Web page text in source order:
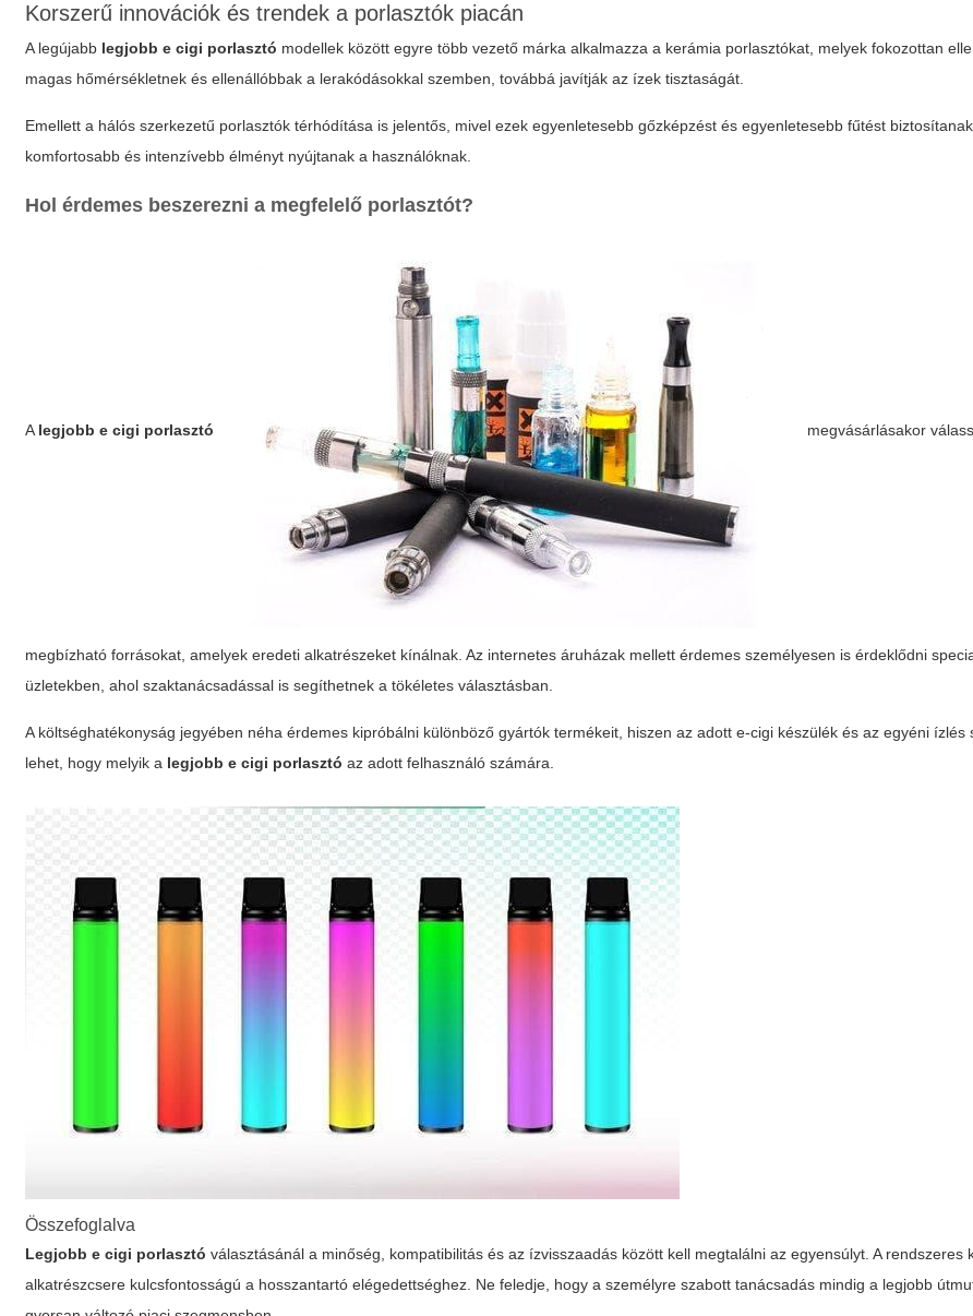
Korszerű innovációk és trendek a porlasztók piacán
A legújabb legjobb e cigi porlasztó modellek között egyre több vezető márka alkalmazza a kerámia porlasztókat, melyek fokozottan
magas hőmérsékletnek és ellenállóbbak a lerakódásokkal szemben, továbbá javítják az ízek tisztaságát.
Emellett a hálós szerkezetű porlasztók térhódítása is jelentős, mivel ezek egyenletesebb gőzképzést és egyenletesebb fűtést
komfortosabb és intenzívebb élményt nyújtanak a használóknak.
Hol érdemes beszerezni a megfelelő porlasztót?
A legjobb e cigi porlasztó megvásárlásakor
megbízható forrásokat, amelyek eredeti alkatrészeket kínálnak. Az internetes áruházak mellett érdemes személyesen is érdeklődni
üzletekben, ahol szaktanácsadással is segíthetnek a tökéletes választásban.
A költséghatékonyság jegyében néha érdemes kipróbálni különböző gyártók termékeit, hiszen az adott e-cigi készülék és az egyéni ízlés
lehet, hogy melyik a legjobb e cigi porlasztó az adott felhasználó számára.
Összefoglalva
Legjobb e cigi porlasztó választásánál a minőség, kompatibilitás és az ízvisszaadás között kell megtalálni az egyensúlyt. A rendszeres
alkatrészcsere kulcsfontosságú a hosszantartó elégedettséghez. Ne feledje, hogy a személyre szabott tanácsadás mindig a legjobb